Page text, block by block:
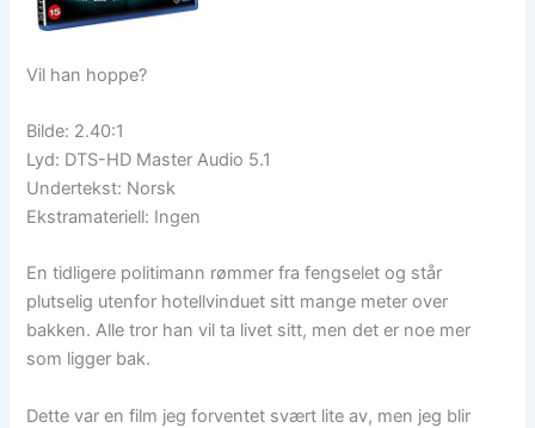
Vil han hoppe?
Bilde: 2.40:1
Lyd: DTS-HD Master Audio 5.1
Undertekst: Norsk
Ekstramateriell: Ingen
En tidligere politimann rømmer fra fengselet og står
plutselig utenfor hotellvinduet sitt mange meter over
bakken. Alle tror han vil ta livet sitt, men det er noe mer
som ligger bak.
Dette var en film jeg forventet svært lite av, men jeg blir